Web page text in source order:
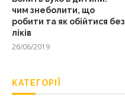
чим знеболити, що
робити та як обійтися без
ліків
26/06/2019
КАТЕГОРІЇ